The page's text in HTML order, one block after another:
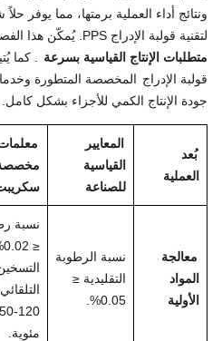
ونتائج أداء العملية برمتها، مما يوفر حلاً
لتقنية قولبة الإدراج PPS. يُمكّن هذا الفصل مهندسي العمليات من
متطلبات الإنتاج القياسية بسرعة
. كما
قولبة الإدراج المخصصة المتطورة
جودة الإنتاج الكمي للأجزاء بشكل كامل.
بُعد
العملية
المعايير
القياسية
للصناعة
مخصصة
معالجة
المواد
الأولية
نسبة الرطوبة
التقليدية ≤
0.05%.
نسبة
مئوية.